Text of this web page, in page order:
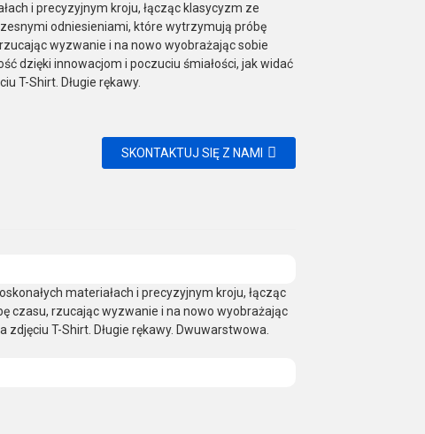
i precyzyjnym kroju, łącząc klasycyzm ze
odniesieniami, które wytrzymują próbę
wyzwanie i na nowo wyobrażając sobie
dzięki innowacjom i poczuciu śmiałości, jak widać
T-Shirt. Długie rękawy.
SKONTAKTUJ SIĘ Z NAMI
materiałach i precyzyjnym kroju, łącząc
czasu, rzucając wyzwanie i na nowo wyobrażając
T-Shirt. Długie rękawy. Dwuwarstwowa.